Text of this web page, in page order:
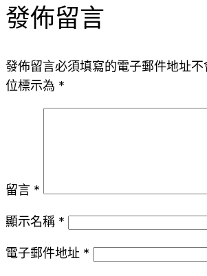
發佈留言
發佈留言必須填寫的電子郵件地址不
位標示為 *
留言 *
顯示名稱 *
電子郵件地址 *